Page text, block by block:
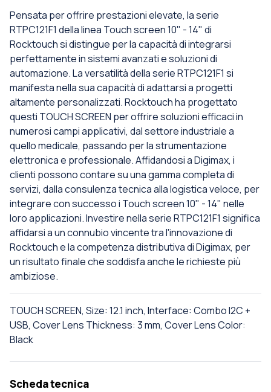
Pensata per offrire prestazioni elevate, la serie
RTPC121F1 della linea Touch screen 10" - 14" di
Rocktouch si distingue per la capacità di integrarsi
perfettamente in sistemi avanzati e soluzioni di
automazione. La versatilità della serie RTPC121F1 si
manifesta nella sua capacità di adattarsi a progetti
altamente personalizzati. Rocktouch ha progettato
questi TOUCH SCREEN per offrire soluzioni efficaci in
numerosi campi applicativi, dal settore industriale a
quello medicale, passando per la strumentazione
elettronica e professionale. Affidandosi a Digimax, i
clienti possono contare su una gamma completa di
servizi, dalla consulenza tecnica alla logistica veloce, per
integrare con successo i Touch screen 10" - 14" nelle
loro applicazioni. Investire nella serie RTPC121F1 significa
affidarsi a un connubio vincente tra l'innovazione di
Rocktouch e la competenza distributiva di Digimax, per
un risultato finale che soddisfa anche le richieste più
ambiziose.
TOUCH SCREEN, Size: 12.1 inch, Interface: Combo I2C +
USB, Cover Lens Thickness: 3 mm, Cover Lens Color:
Black
Scheda tecnica